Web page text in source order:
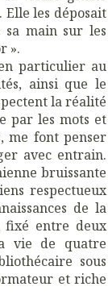
les déposait
sa main sur les
».
particulier au
ainsi que le
la réalité
par les mots et
me font penser
avec entrain.
bruissante
respectueux
de la
fixé entre deux
vie de quatre
sous
et riche